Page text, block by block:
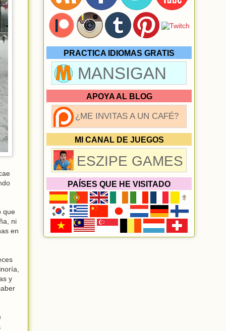
que
ni
en
y
PRACTICA IDIOMAS GRATIS
MANSIGAN
APOYA AL BLOG
¿ME INVITAS A UN CAFÉ?
MI CANAL DE JUEGOS
ESZIPE GAMES
PAÍSES QUE HE VISITADO